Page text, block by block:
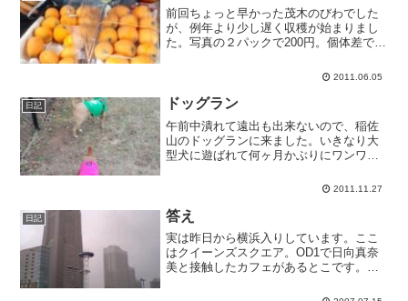
前回ちょっと早かった茂木のびわでした
が、例年より少し遅く収穫が始まりまし
た。写真の２パックで200円。個体差で当
しいです。ちゃんとした箱入りのを実家
2011.06.05
日記 ドッグラン
午前中潰れて遠出も出来ないので、稲佐
山のドッグランに来ました。いきなり大
型犬に遊ばれて何ヶ月かぶりにワンワン
垂れ下がったまま遊んでいます。2011.11.27
日記 答え
実は昨日から横浜入りしています。ここ
はクイーンズスクエア。OD1で日向真奈
美と接触したカフェがあるとこです。あ
せんが。私も経費でパフェ食べたい。